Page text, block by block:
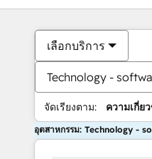
เลือกบริการ
Technology -
จัดเรียงตาม: ความเกี่ย
อุตสาหกรรม: Technology -